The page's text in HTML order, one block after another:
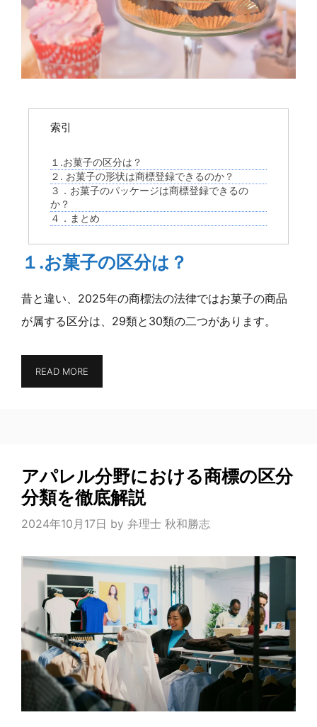
索引
１.お菓子の区分は？
２. お菓子の形状は商標登録できるのか？
３．お菓子のパッケージは商標登録できるの
か？
４．まとめ
１.お菓子の区分は？
昔と違い、2025年の商標法の法律ではお菓子の商品
が属する区分は、29類と30類の二つがあります。
READ MORE
アパレル分野における商標の区分
分類を徹底解説
2024年10月17日 by 弁理士 秋和勝志